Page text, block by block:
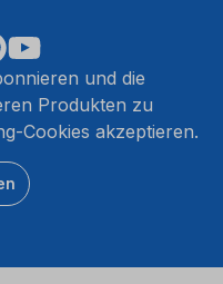
und die
Produkten zu
Cookies akzeptieren.